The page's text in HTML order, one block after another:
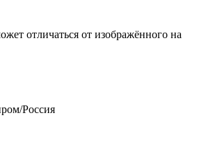
отличаться от изображённого на
Россия